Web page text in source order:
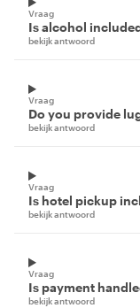
Vraag
Is alcohol
bekijk antwoord
Vraag
Do you provide
bekijk antwoord
Vraag
Is hotel pickup
bekijk antwoord
Vraag
Is payment
bekijk antwoord